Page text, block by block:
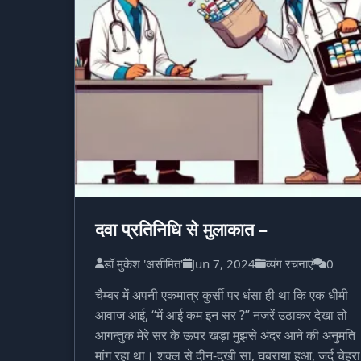
दवा प्रतिनिधि से मुलाकात –
डॉ मुकेश 'असीमित' Jun 7, 2024 व्यंग रचनाएं 0
चैम्बर में अपनी एकमात्र कुर्सी पर धंसा ही था कि एक धीमी
आवाज आई, “में आई कम इन सर ?” नजरें उठाकर देखा तो
आगन्तुक मेरे सर के ऊपर खड़ा मुझसे अंदर आने की अनुमति
मांग रहा था। शक्ल से दीन-दुखी सा, घबराया हुआ, जर्द